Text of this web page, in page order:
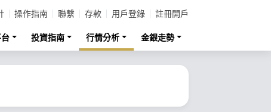
操作指南 聯繫 存款 用戶登錄 註冊開戶
投資指南 行情分析 金銀走勢